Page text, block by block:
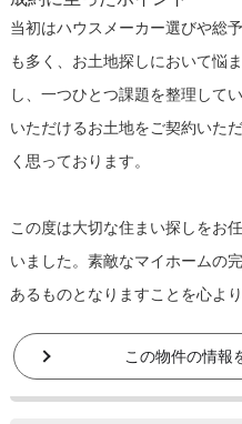
当初はハウスメーカー選びや総
も多く、お土地探しにおいて悩
し、一つひとつ課題を整理して
いただけるお土地をご契約いた
く思っております。
この度は大切な住まい探しをお
いました。素敵なマイホームの
あるものとなりますことを心よ
この物件の情報